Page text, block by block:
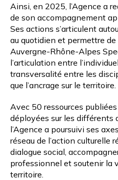
Ainsi, en 2025, l’Agence a
de son accompagnement
Ses actions s’articulent
au quotidien et permettre de
Auvergne-Rhône-Alpes
l’articulation entre
transversalité entre les
que l’ancrage sur le territoire.
Avec 50 ressources
déployées sur les différents
l’Agence a poursuivi ses
réseau de l’action culturelle
dialogue social,
professionnel et soutenir la
territoire.